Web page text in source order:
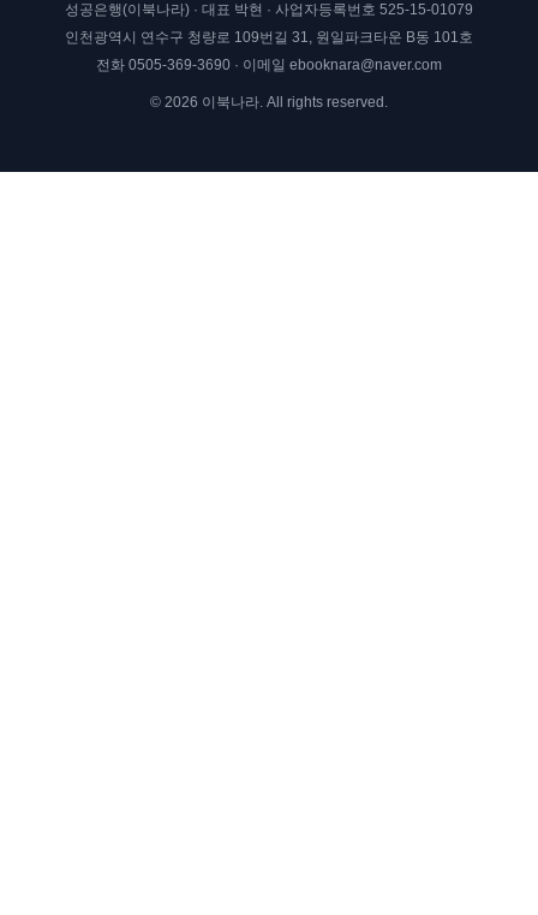
성공은행(이북나라) · 대표 박현 · 사업자등록번호 525-15-01079
인천광역시 연수구 청량로 109번길 31, 원일파크타운 B동 101호
전화 0505-369-3690 · 이메일 ebooknara@naver.com
© 2026 이북나라. All rights reserved.